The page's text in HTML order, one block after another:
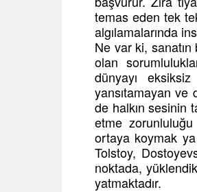
temas eden tek
algılamalarında
Ne var ki,
olan
dünyayı
yansıtamayan ve
de halkın sesinin
etme
ortaya koymak
Tolstoy,
noktada,
yatmaktadır.